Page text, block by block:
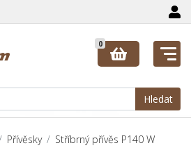
Hledat
0
Přívěsky Stříbrný přívěs P140 W